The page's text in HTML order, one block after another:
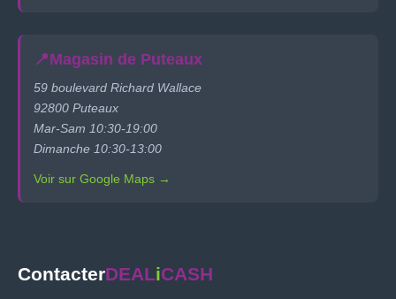
📍Magasin de Puteaux
59 boulevard Richard Wallace
92800 Puteaux
Mar-Sam 10:30-19:00
Dimanche 10:30-13:00
Voir sur Google Maps →
ContacterDEALiCASH